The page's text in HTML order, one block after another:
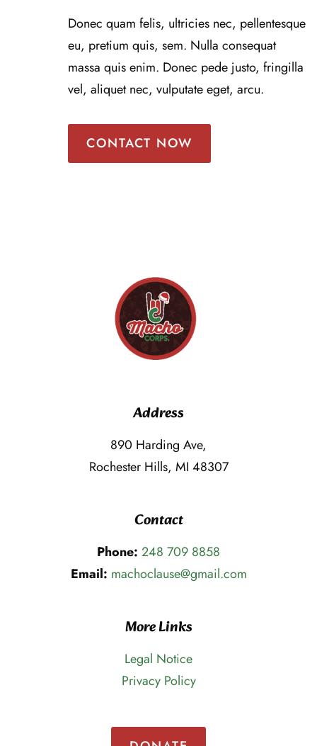
Donec quam felis, ultricies nec, pellentesque
eu, pretium quis, sem. Nulla consequat
massa quis enim. Donec pede justo, fringilla
vel, aliquet nec, vulputate eget, arcu.
CONTACT NOW
Address
890 Harding Ave,
Rochester Hills, MI 48307
Contact
Phone: 248 709 8858
Email: machoclause@gmail.com
More Links
Legal Notice
Privacy Policy